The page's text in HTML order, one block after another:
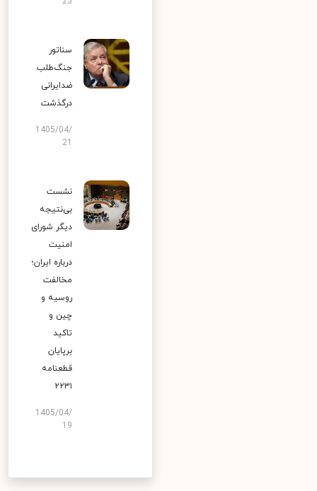
سناتور
جنگ‌طلب
ضدایرانی
درگذشت
1405/04/
نشست
بی‌نتیجه
دیگر شورای
امنیت
درباره ایران؛
مخالفت
روسیه و
چین و
تاکید
برپایان
قطعنامه
۲۲۳۱
1405/04/
19